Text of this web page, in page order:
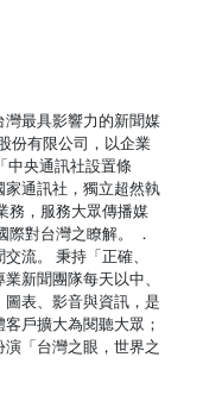
最具影響力的新聞媒
份有限公司，以企業
中央通訊社設置條
通訊社，獨立超然執
務，服務大眾傳播媒
對台灣之瞭解。 ．
流。 秉持「正確、
新聞團隊每天以中、
表、影音與資訊，是
戶擴大為閱聽大眾；
「台灣之眼，世界之